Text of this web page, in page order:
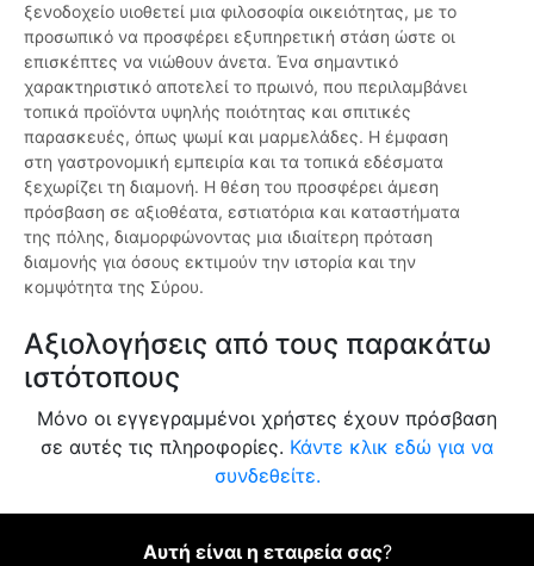
ξενοδοχείο υιοθετεί μια φιλοσοφία οικειότητας, με το
προσωπικό να προσφέρει εξυπηρετική στάση ώστε οι
επισκέπτες να νιώθουν άνετα. Ένα σημαντικό
χαρακτηριστικό αποτελεί το πρωινό, που περιλαμβάνει
τοπικά προϊόντα υψηλής ποιότητας και σπιτικές
παρασκευές, όπως ψωμί και μαρμελάδες. Η έμφαση
στη γαστρονομική εμπειρία και τα τοπικά εδέσματα
ξεχωρίζει τη διαμονή. Η θέση του προσφέρει άμεση
πρόσβαση σε αξιοθέατα, εστιατόρια και καταστήματα
της πόλης, διαμορφώνοντας μια ιδιαίτερη πρόταση
διαμονής για όσους εκτιμούν την ιστορία και την
κομψότητα της Σύρου.
Αξιολογήσεις από τους παρακάτω
ιστότοπους
Μόνο οι εγγεγραμμένοι χρήστες έχουν πρόσβαση
σε αυτές τις πληροφορίες. Κάντε κλικ εδώ για να
συνδεθείτε.
Αυτή είναι η εταιρεία σας?